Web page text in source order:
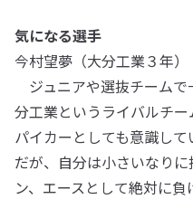
気になる選手
今村望夢（大分工業３年
ジュニアや選抜チーム
分工業というライバルチ
パイカーとしても意識し
だが、自分は小さいなり
ン、エースとして絶対に負